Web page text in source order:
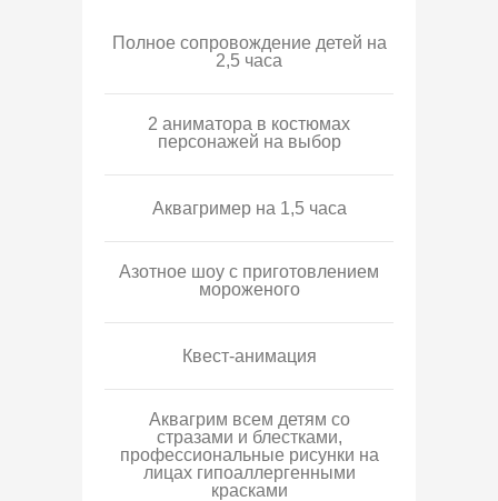
Полное сопровождение детей на
2,5 часа
2 аниматора в костюмах
персонажей на выбор
Аквагример на 1,5 часа
Азотное шоу с приготовлением
мороженого
Квест-анимация
Аквагрим всем детям со
стразами и блестками,
профессиональные рисунки на
лицах гипоаллергенными
красками